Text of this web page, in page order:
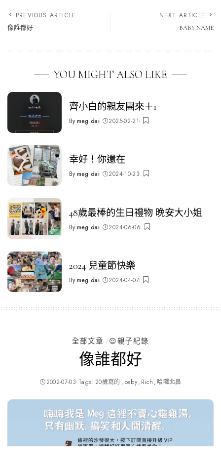
PREVIOUS ARTICLE
像誰都好
NEXT ARTICLE
BABY NAME
YOU MIGHT ALSO LIKE
齊小白的親友團來＋1
Posted
By meg dai 2025-02-21
幸好！你還在
Posted
By meg dai 2024-10-23
48歲最棒的生日禮物 晚安大小姐
Posted
By meg dai 2024-06-06
2024 兒童節快樂
Posted
By meg dai 2024-04-07
全部文章 😌親子紀錄
像誰都好
2002-07-03 Tags: 20歲寫的 baby Rich 哈囉北鼻